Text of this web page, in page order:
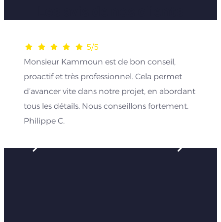
5/5
Monsieur Kammoun est de bon conseil,
proactif et très professionnel. Cela permet
d’avancer vite dans notre projet, en abordant
tous les détails. Nous conseillons fortement.
Philippe C.